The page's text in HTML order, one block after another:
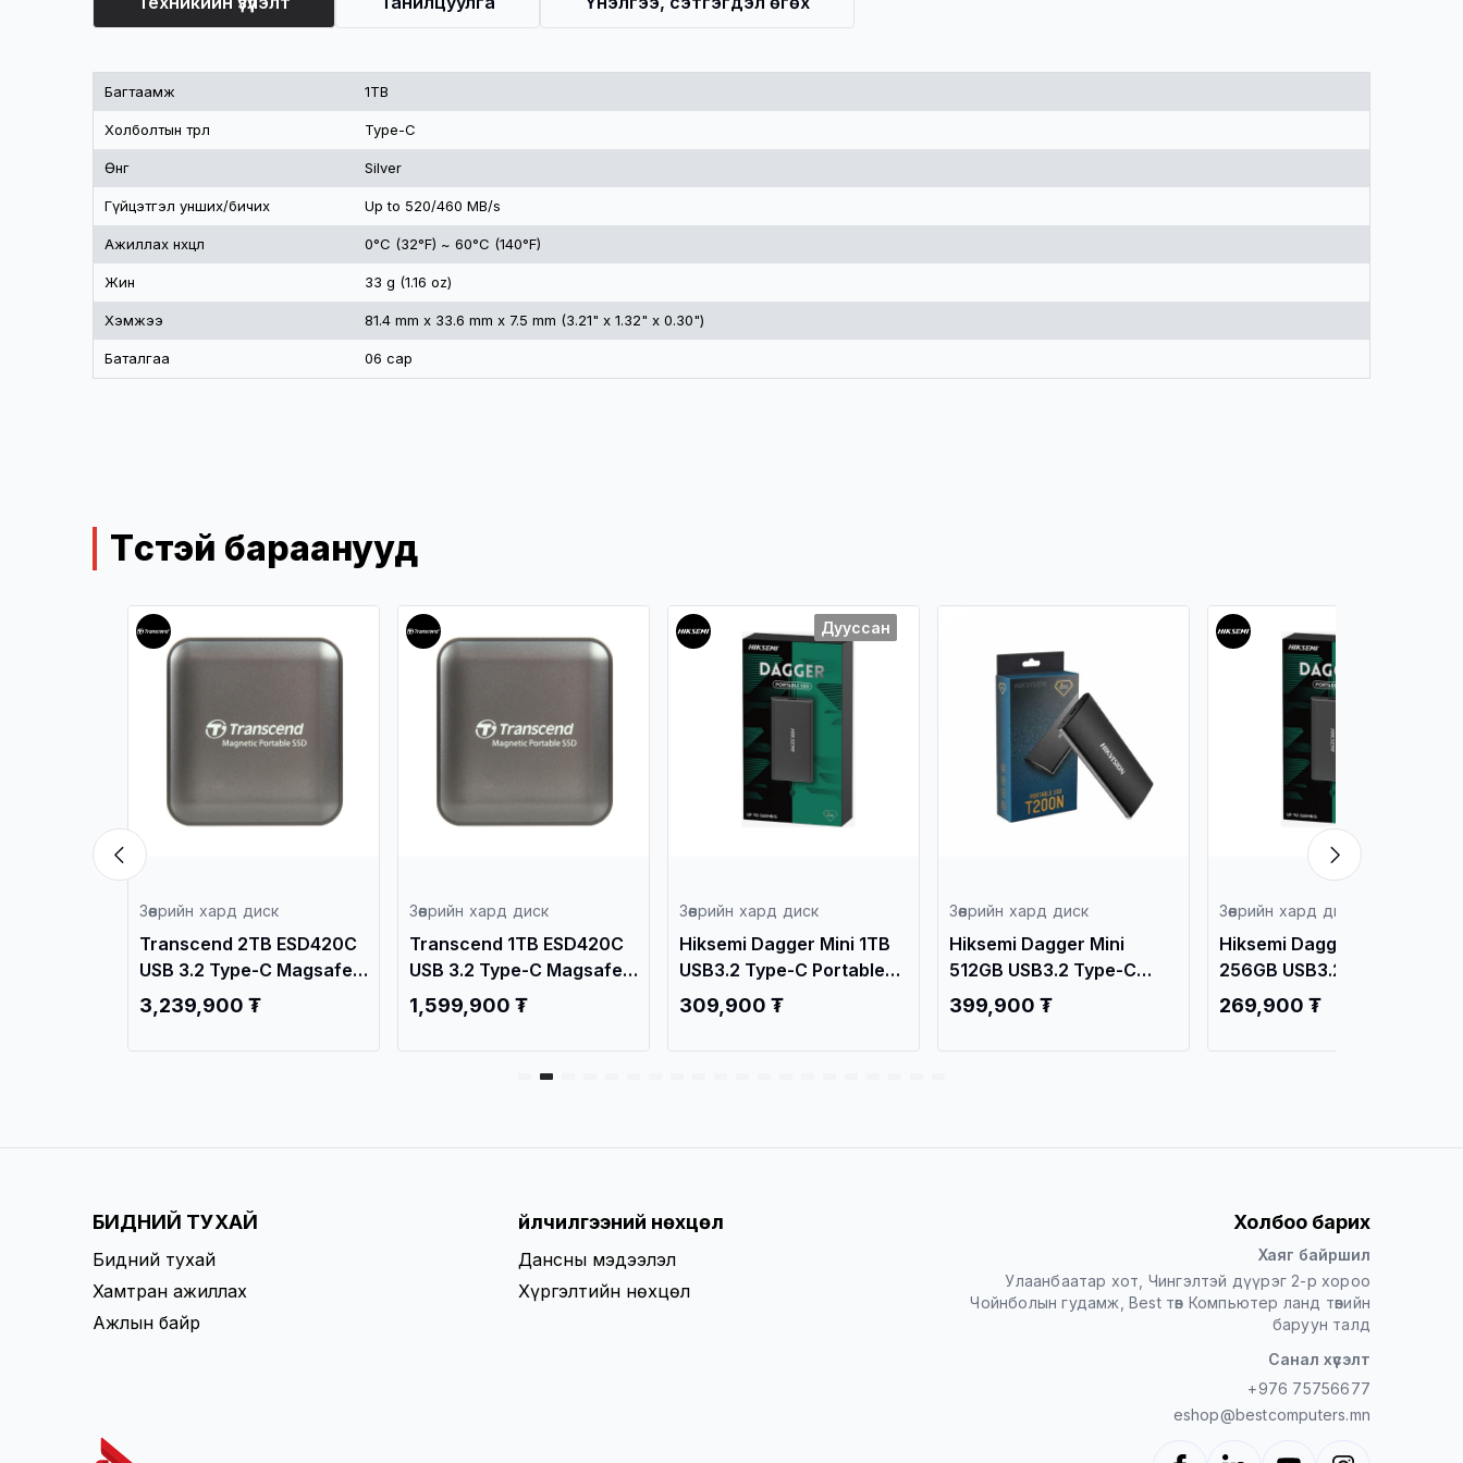
Техникийн үзүүлэлт
Багтаамж 1TB
Холболтын төрөл Type-C
Өнгө Silver
Гүйцэтгэл унших/бичих Up to 520/460 MB/s
Ажиллах нөхцөл 0°C (32°F) ~ 60°C (140°F)
Жин 33 g (1.16 oz)
Хэмжээ 81.4 mm x 33.6 mm x 7.5 mm (3.21" x 1.32" x 0.30")
Баталгаа 06 сар
Төстэй бараанууд
Зөөврийн хард диск
Transcend 2TB ESD420C
USB 3.2 Type-C Magsafe
External SSD, Iron Gray
TS2TESD420C / Зөөврийн
3,239,900 ₮
Зөөврийн хард диск
Transcend 1TB ESD420C
USB 3.2 Type-C Magsafe
External SSD, Iron Gray
TS1TESD420C / Зөөврийн
1,599,900 ₮
Дууссан
Зөөврийн хард диск
Hiksemi Dagger Mini 1TB
USB3.2 Type-C Portable
SSD HS-ESSD-T200N
309,900 ₮
Зөөврийн хард диск
Hiksemi Dagger Mini
512GB USB3.2 Type-C
Portable SSD HS-ESSD-
T200N
399,900 ₮
Зөөврийн хард диск
Hiksemi Dagger Mini
256GB USB3.2 Type-C
Portable SSD HS-ESSD-
T200N
269,900 ₮
БИДНИЙ ТУХАЙ
Бидний тухай
Хамтран ажиллах
Ажлын байр
Үйлчилгээний нөхцөл
Дансны мэдээлэл
Хүргэлтийн нөхцөл
Холбоо барих
Хаяг байршил
Улаанбаатар хот, Чингэлтэй дүүрэг 2-р хороо
Чойнболын гудамж, Best төв Компьютер ланд төвийн
баруун талд
Санал хүсэлт
+976 75756677
eshop@bestcomputers.mn